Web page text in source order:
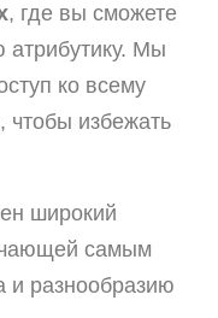
, где вы сможете
атрибутику. Мы
ко всему
чтобы избежать
широкий
самым
и разнообразию